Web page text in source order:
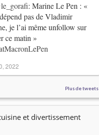
: Marine Le Pen : «
pas de Vladimir
je l’ai même unfollow sur
ce matin »
2022
Plus de tweets
et divertissement